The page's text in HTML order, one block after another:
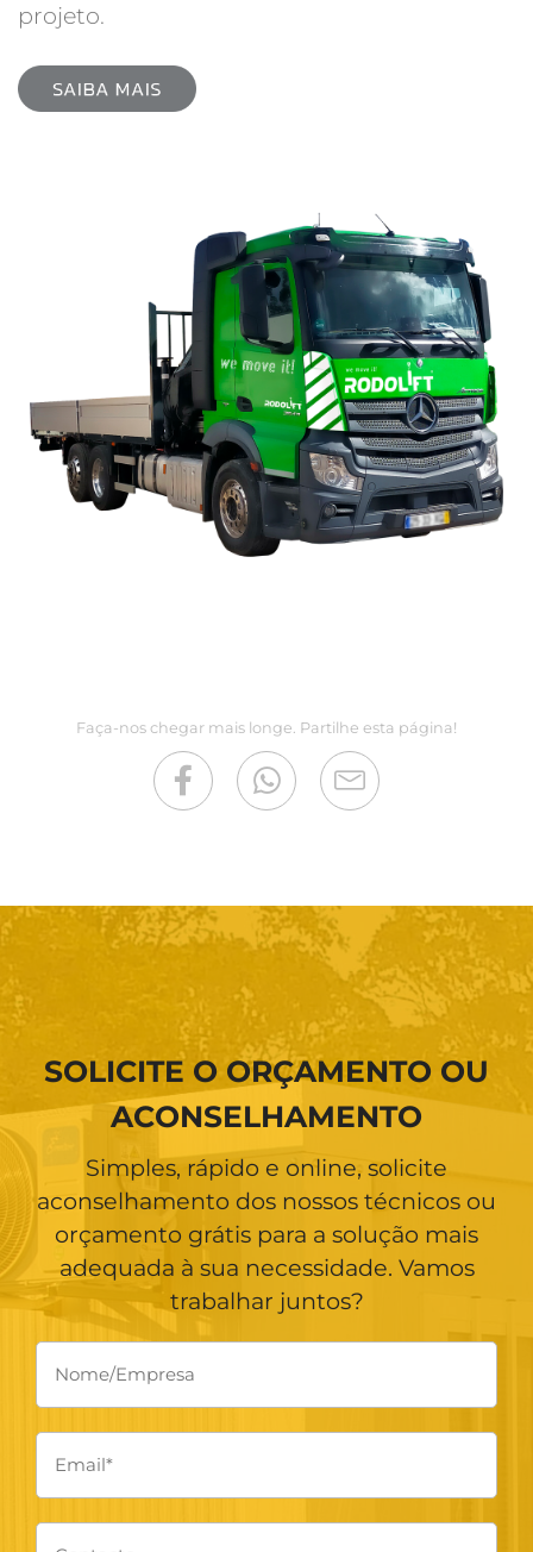
projeto.
Faça-nos chegar mais longe. Partilhe esta página!
SOLICITE O ORÇAMENTO OU
ACONSELHAMENTO
Simples, rápido e online, solicite
aconselhamento dos nossos técnicos ou
orçamento grátis para a solução mais
adequada à sua necessidade. Vamos
trabalhar juntos?